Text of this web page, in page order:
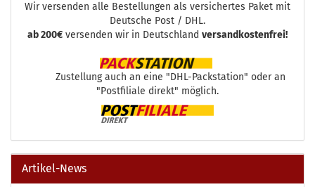
Wir versenden alle Bestellungen als versichertes Paket mit
Deutsche Post / DHL.
ab 200€ versenden wir in Deutschland versandkostenfrei!
Zustellung auch an eine "DHL-Packstation" oder an
"Postfiliale direkt" möglich.
Artikel-News